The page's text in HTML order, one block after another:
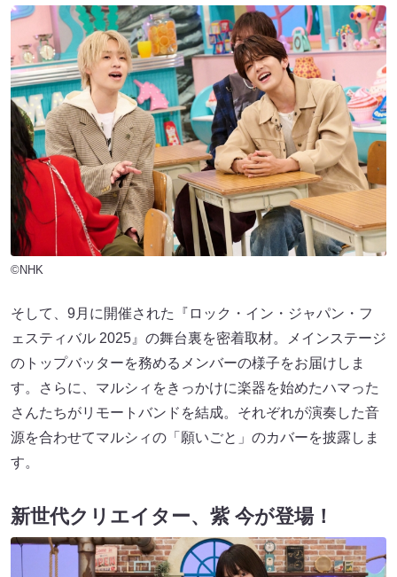
©NHK
そして、9月に開催された『ロック・イン・ジャパン・フ
ェスティバル 2025』の舞台裏を密着取材。メインステージ
のトップバッターを務めるメンバーの様子をお届けしま
す。さらに、マルシィをきっかけに楽器を始めたハマった
さんたちがリモートバンドを結成。それぞれが演奏した音
源を合わせてマルシィの「願いごと」のカバーを披露しま
す。
新世代クリエイター、紫 今が登場！